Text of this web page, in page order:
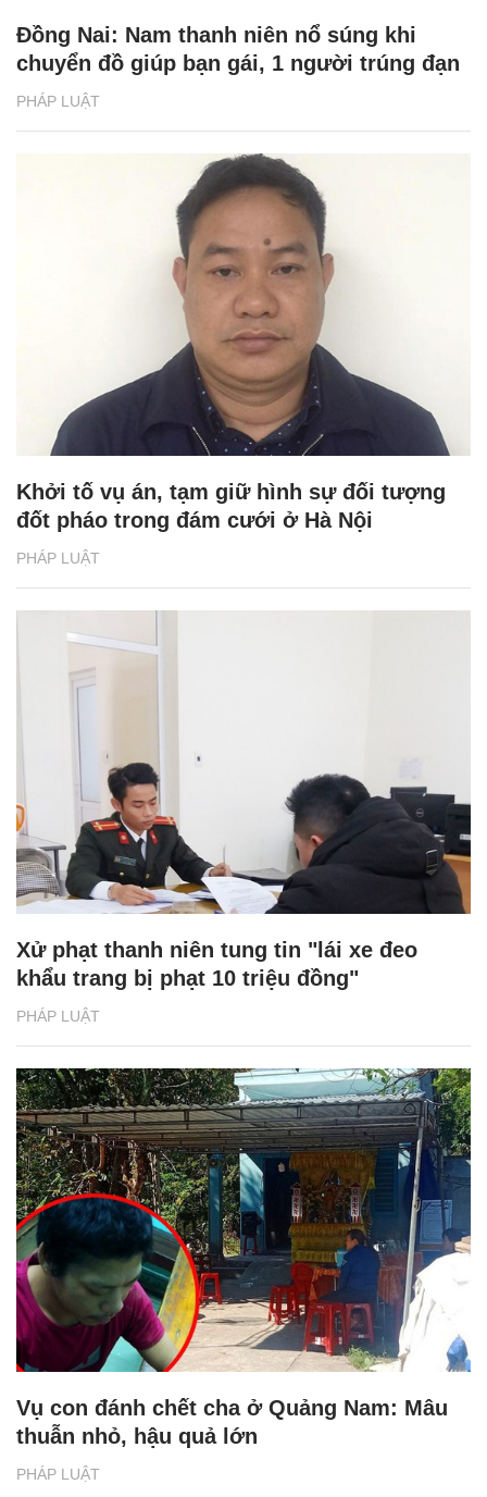
PHÁP LUẬT
Đồng Nai: Nam thanh niên nổ súng khi
chuyển đồ giúp bạn gái, 1 người trúng đạn
PHÁP LUẬT
Khởi tố vụ án, tạm giữ hình sự đối tượng
đốt pháo trong đám cưới ở Hà Nội
PHÁP LUẬT
Xử phạt thanh niên tung tin "lái xe đeo
khẩu trang bị phạt 10 triệu đồng"
PHÁP LUẬT
Vụ con đánh chết cha ở Quảng Nam: Mâu
thuẫn nhỏ, hậu quả lớn